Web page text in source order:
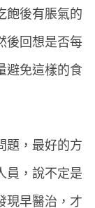
飽後有脹氣的
後回想是否每
避免這樣的食
題，最好的方
員，說不定是
現早醫治，才